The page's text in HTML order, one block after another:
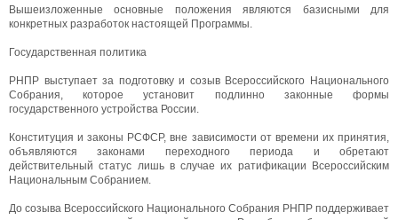
Вышеизложенные основные положения являются базисными для
конкретных разработок настоящей Программы.
Государственная политика
РНПР выступает за подготовку и созыв Всероссийского Национального
Собрания, которое установит подлинно законные формы
государственного устройства России.
Конституция и законы РСФСР, вне зависимости от времени их принятия,
объявляются законами переходного периода и обретают
действительный статус лишь в случае их ратификации Всероссийским
Национальным Собранием.
До созыва Всероссийского Национального Собрания РНПР поддерживает